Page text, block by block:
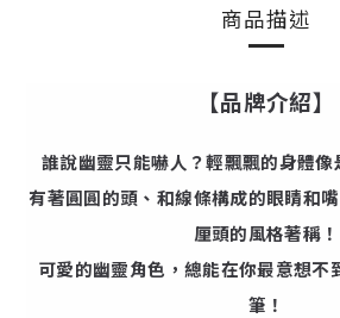
商品描述
【品牌介紹】
誰說幽靈只能嚇人？輕飄飄的身體
有著圓圓的頭、和線條構成的眼睛和
厘頭的風格著稱！
可愛的幽靈角色，總能在你最意想不
筆！